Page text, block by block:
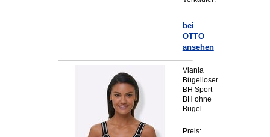
bei
OTTO
ansehen
Viania
Bügelloser
BH Sport-
BH ohne
Bügel
Preis: